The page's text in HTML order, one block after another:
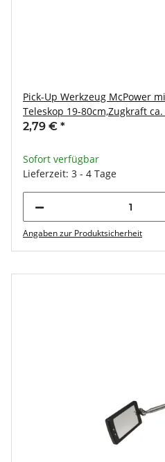
Pick-Up Werkzeug McPower
Teleskop 19-80cm,Zugkraft ca.
2,79 € *
Sofort verfügbar
Lieferzeit: 3 - 4 Tage
Angaben zur Produktsicherheit